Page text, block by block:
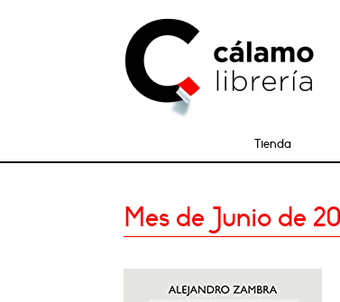
Tienda
Mes de Junio de